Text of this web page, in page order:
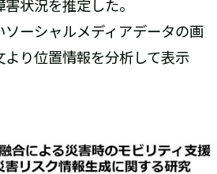
状況を推定した。
ソーシャルメディアデータの画
り位置情報を分析して表示